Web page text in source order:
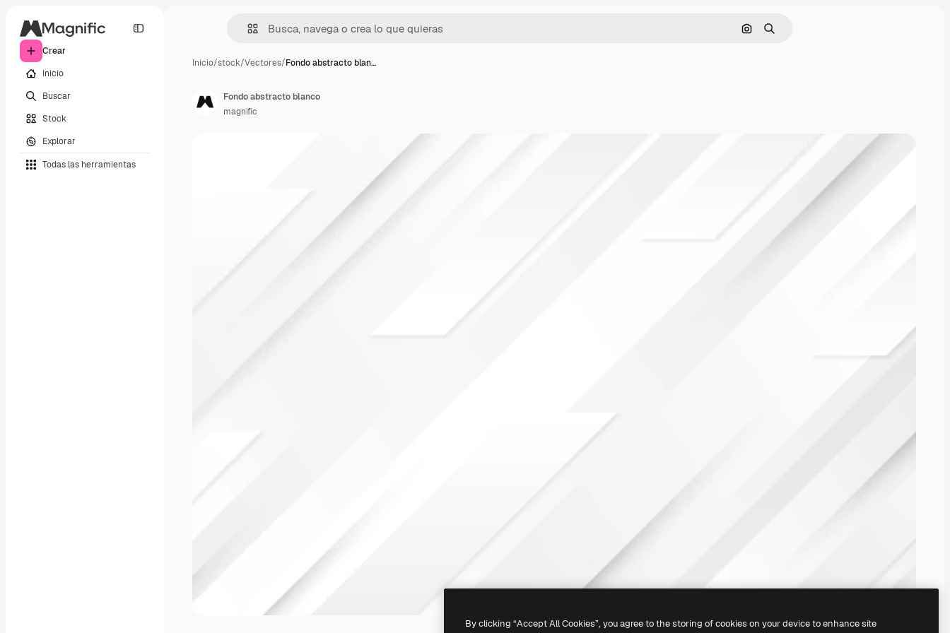
Crear
Inicio
Buscar
Stock
Explorar
Todas las herramientas
Buscar por imagen
Buscar
Inicio/stock/Vectores/Fondo abstracto blan…
Fondo abstracto blanco
magnific
By clicking “Accept All Cookies”, you agree to the storing of cookies on your device to enhance site